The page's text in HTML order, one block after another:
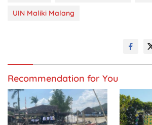
UIN Maliki Malang
Recommendation for You